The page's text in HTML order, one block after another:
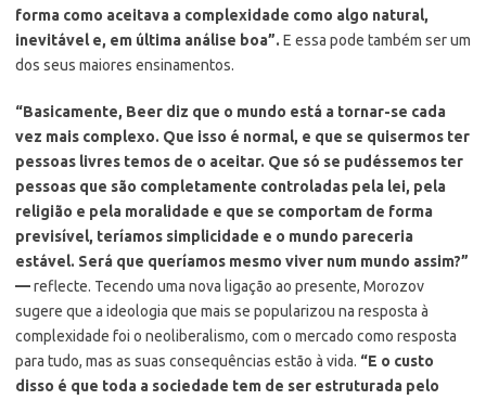
forma como aceitava a complexidade como algo natural,
inevitável e, em última análise boa”. E essa pode também ser um
dos seus maiores ensinamentos.
“Basicamente, Beer diz que o mundo está a tornar-se cada
vez mais complexo. Que isso é normal, e que se quisermos ter
pessoas livres temos de o aceitar. Que só se pudéssemos ter
pessoas que são completamente controladas pela lei, pela
religião e pela moralidade e que se comportam de forma
previsível, teríamos simplicidade e o mundo pareceria
estável. Será que queríamos mesmo viver num mundo assim?”
—reflecte. Tecendo uma nova ligação ao presente, Morozov
sugere que a ideologia que mais se popularizou na resposta à
complexidade foi o neoliberalismo, com o mercado como resposta
para tudo, mas as suas consequências estão à vida. “E o custo
disso é que toda a sociedade tem de ser estruturada pelo